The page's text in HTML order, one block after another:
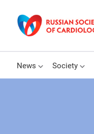
News Society